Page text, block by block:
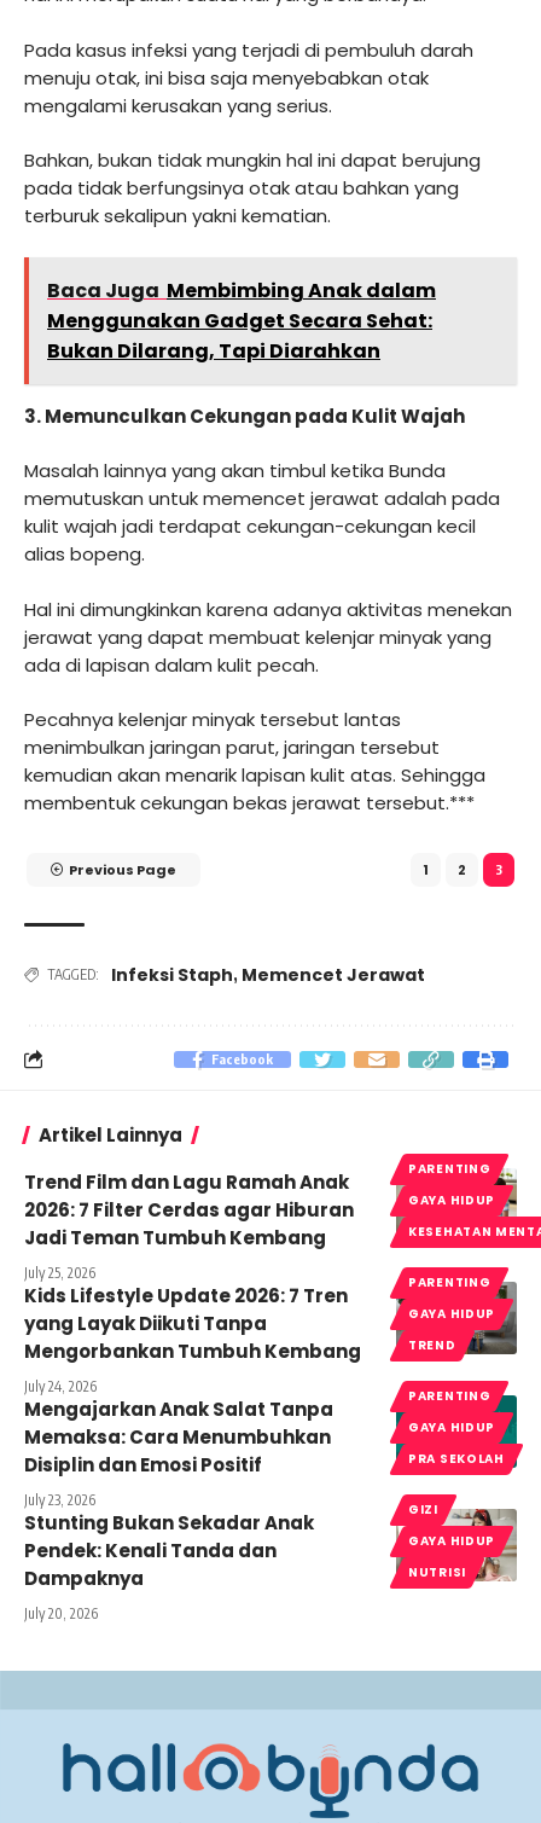
Pada kasus infeksi yang terjadi di pembuluh darah
menuju otak, ini bisa saja menyebabkan otak
mengalami kerusakan yang serius.
Bahkan, bukan tidak mungkin hal ini dapat berujung
pada tidak berfungsinya otak atau bahkan yang
terburuk sekalipun yakni kematian.
Baca Juga Membimbing Anak dalam
Menggunakan Gadget Secara Sehat:
Bukan Dilarang, Tapi Diarahkan
3. Memunculkan Cekungan pada Kulit Wajah
Masalah lainnya yang akan timbul ketika Bunda
memutuskan untuk memencet jerawat adalah pada
kulit wajah jadi terdapat cekungan-cekungan kecil
alias bopeng.
Hal ini dimungkinkan karena adanya aktivitas menekan
jerawat yang dapat membuat kelenjar minyak yang
ada di lapisan dalam kulit pecah.
Pecahnya kelenjar minyak tersebut lantas
menimbulkan jaringan parut, jaringan tersebut
kemudian akan menarik lapisan kulit atas. Sehingga
membentuk cekungan bekas jerawat tersebut.***
Previous Page 1 2 3
TAGGED: Infeksi Staph, Memencet Jerawat
Facebook
Artikel Lainnya
PARENTING
GAYA HIDUP
KESEHATAN
Trend Film dan Lagu Ramah Anak
2026: 7 Filter Cerdas agar Hiburan
Jadi Teman Tumbuh Kembang
July 25, 2026
PARENTING
GAYA HIDUP
TREND
Kids Lifestyle Update 2026: 7 Tren
yang Layak Diikuti Tanpa
Mengorbankan Tumbuh Kembang
July 24, 2026
PARENTING
GAYA HIDUP
PRA SEKOLAH
Mengajarkan Anak Salat Tanpa
Memaksa: Cara Menumbuhkan
Disiplin dan Emosi Positif
July 23, 2026
GIZI
GAYA HIDUP
NUTRISI
Stunting Bukan Sekadar Anak
Pendek: Kenali Tanda dan
Dampaknya
July 20, 2026